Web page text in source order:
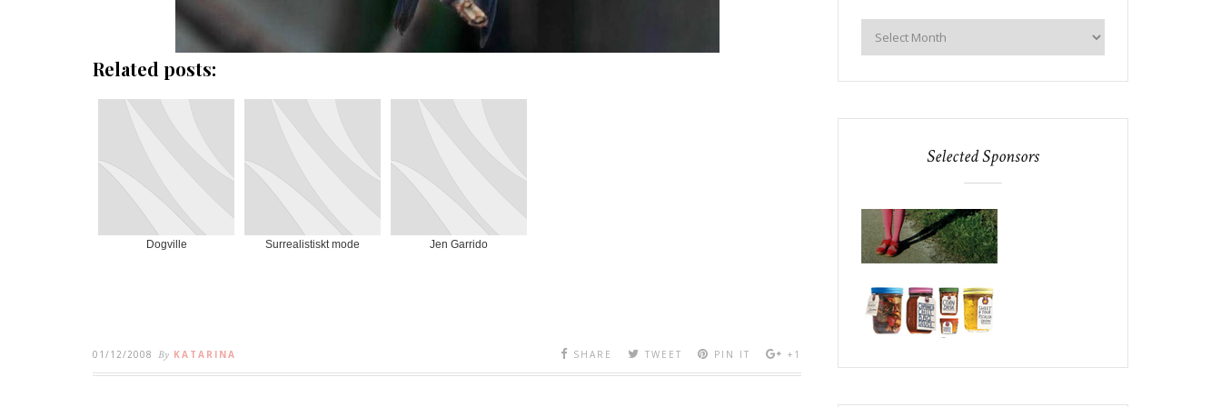
Related posts:
Dogville Surrealistiskt mode Jen Garrido
01/12/2008 By KATARINA SHARE TWEET PIN IT +1
Selected Sponsors